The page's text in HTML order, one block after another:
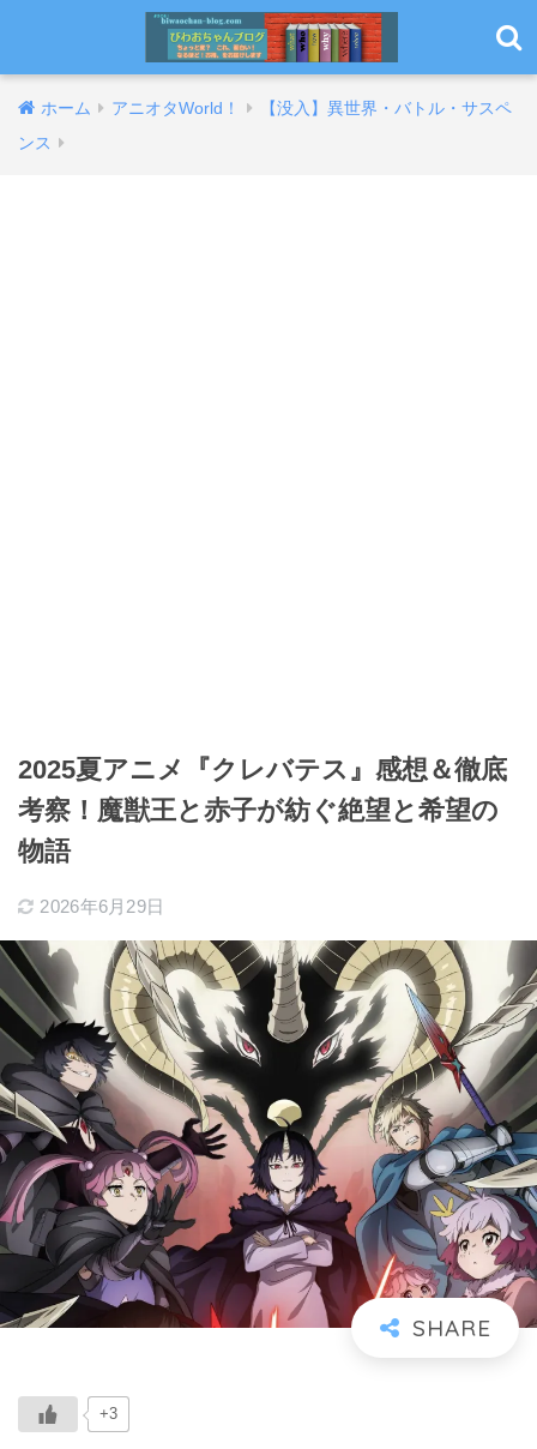
ホーム アニオタWorld！
【没入】異世界・バトル・サスペ
ンス
2025夏アニメ『クレバテス』感想＆徹底
考察！魔獣王と赤子が紡ぐ絶望と希望の
物語
2026年6月29日
+3